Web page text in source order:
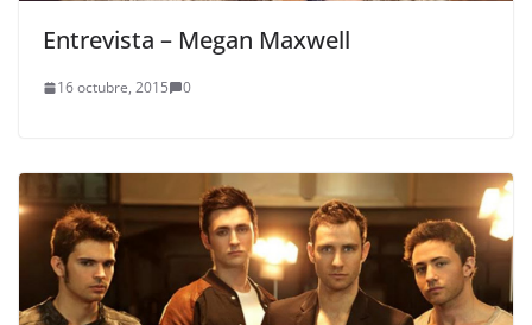
Entrevista – Megan Maxwell
16 octubre, 2015 0